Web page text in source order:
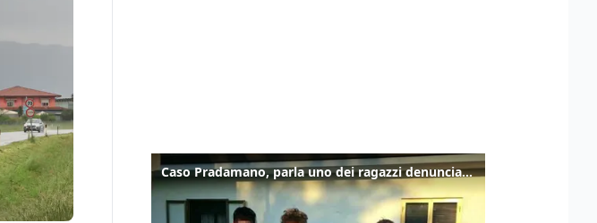
Caso Pradamano, parla uno dei ragazzi denunciati per la limonata: "Volevo anche aiutare i miei"